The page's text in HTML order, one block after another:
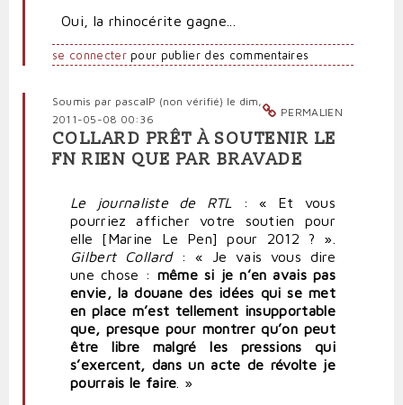
Oui, la rhinocérite gagne...
se connecterpour publier des commentaires
PERMALIEN
Soumis par pascalP (non vérifié) le dim,
2011-05-08 00:36
COLLARD PRÊT À SOUTENIR LE
FN RIEN QUE PAR BRAVADE
Le journaliste de RTL
: « Et vous
pourriez afficher votre soutien pour
elle [Marine Le Pen] pour 2012 ? ».
Gilbert Collard: « Je vais vous dire
une chose : même si je n’en avais pas
envie, la douane des idées qui se met
en place m’est tellement insupportable
que, presque pour montrer qu’on peut
être libre malgré les pressions qui
s’exercent, dans un acte de révolte je
pourrais le faire . »